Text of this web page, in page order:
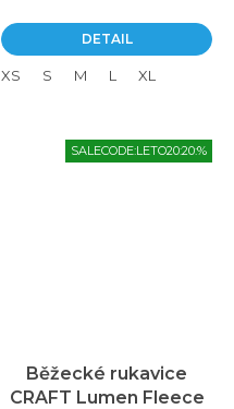
DETAIL
XS S M L XL
SALECODE:LETO20:20:%
Běžecké rukavice
CRAFT Lumen Fleece